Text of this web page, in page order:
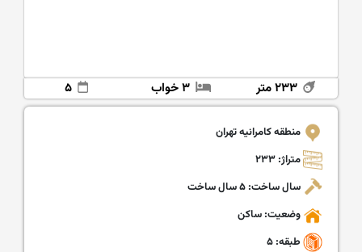
۲۳۳ متر ۳ خواب ۵
منطقه کامرانیه تهران
متراژ: ۲۳۳
سال ساخت: ۵ سال ساخت
وضعیت: ساکن
طبقه: ۵